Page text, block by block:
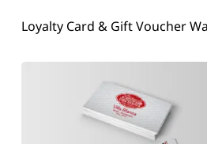
Loyalty Card & Gift Voucher